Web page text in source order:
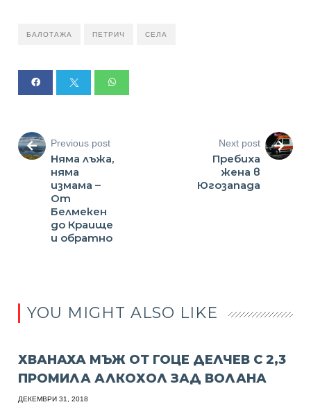
БАЛОТАЖА ПЕТРИЧ СЕЛА
Previous post
Няма лъжа,
няма
измама –
От
Белмекен
до Краище
и обратно
Next post
Пребиха
жена в
Югозапада
YOU MIGHT ALSO LIKE
ХВАНАХА МЪЖ ОТ ГОЦЕ ДЕЛЧЕВ С 2,3
ПРОМИЛА АЛКОХОЛ ЗАД ВОЛАНА
ДЕКЕМВРИ 31, 2018